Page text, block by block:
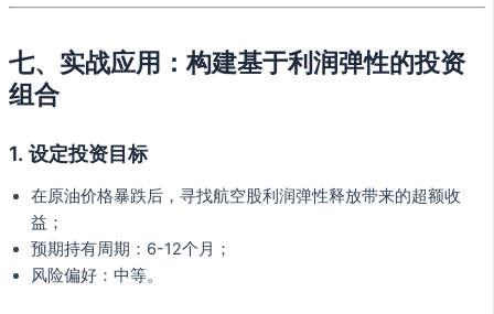
七、实战应用：构建基于利润弹性的投资
组合
1. 设定投资目标
在原油价格暴跌后，寻找航空股利润弹性释放带来的超额收
益；
预期持有周期：6-12个月；
风险偏好：中等。